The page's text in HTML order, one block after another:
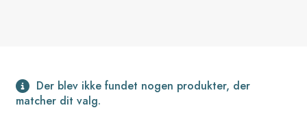
Der blev ikke fundet nogen produkter, der
matcher dit valg.